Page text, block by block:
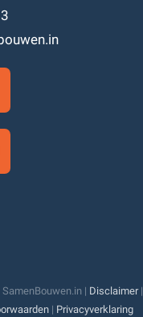
| Disclaimer|
| Privacyverklaring